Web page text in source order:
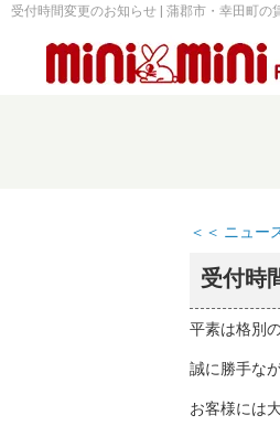
受付時間変更のお知らせ | 蒲郡市・幸田町の
＜＜ ニュー
受付時
平素は格別
誠に勝手な
お客様には